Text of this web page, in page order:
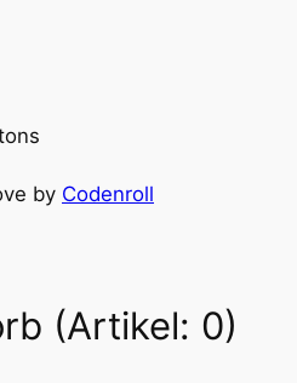
by Codenroll
(Artikel: 0)